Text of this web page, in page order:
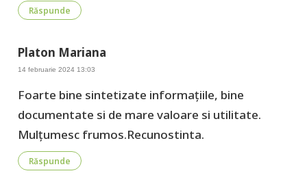
Răspunde
Platon Mariana
14 februarie 2024 13:03
Foarte bine sintetizate informațiile, bine
documentate si de mare valoare si utilitate.
Mulțumesc frumos.Recunostinta.
Răspunde